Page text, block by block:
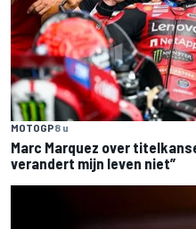
MOTOGP8 u
Marc Marquez over
verandert mijn leven niet”